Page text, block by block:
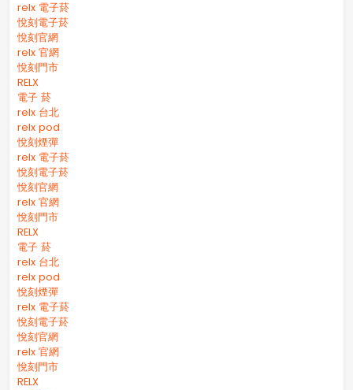
relx 電子菸
悅刻電子菸
悅刻官網
relx 官網
悅刻門市
RELX
電子 菸
relx 台北
relx pod
悅刻煙彈
relx 電子菸
悅刻電子菸
悅刻官網
relx 官網
悅刻門市
RELX
電子 菸
relx 台北
relx pod
悅刻煙彈
relx 電子菸
悅刻電子菸
悅刻官網
relx 官網
悅刻門市
RELX